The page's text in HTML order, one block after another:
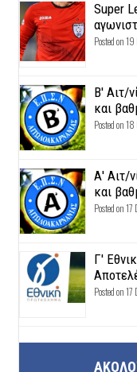
Super
Posted on
Β' Αιτ/
και
Posted on
Α' Αιτ/
και
Posted on
Γ'
Posted on